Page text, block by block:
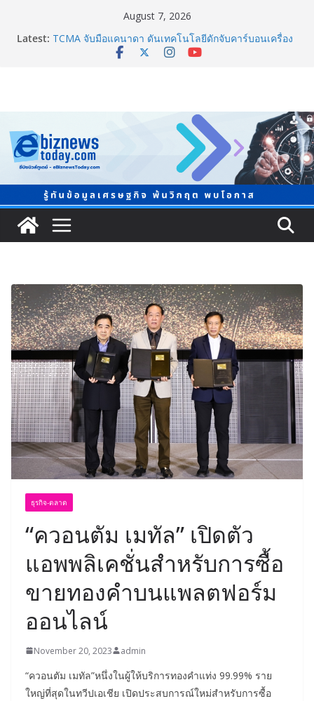
August 7, 2026
Latest: TCMA จับมือแคนาดา ดันเทคโนโลยีดักจับคาร์บอนเครื่อง
แรกในไทย ปูทางอุตสาหกรรมปูนซีเมนต์สู่ Net Zero 2050
ภาครัฐ-เอกชนจับมือสัมมนาใหญ่ ยกระดับอุตสาหกรรมเซ
รามิกไทยสู่สากล พร้อมชวนผู้ประกอบไทยร่วมงาน
“Ceramics Vietnam & Stone Vietnam 2026”
อลิอันซ์ อยุธยา ส่งเสริมคนไทยเตรียมพร้อมรับมือวิกฤต
เปิดพื้นที่ “Level Up the Care by Allianz Ayudhya
นิทรรศการยกระดับ…ความเป็นห่วง” ในงาน Hug
HeartYai
Guangzhou Yinghao School เผยวิสัยทัศน์การศึกษาที่
พร้อมรับอนาคต
ธุรกิจ-ตลาด
“ควอนตัม เมทัล” เปิดตัว
แอพพลิเคชั่นสำหรับการซื้อ
ขายทองคำบนแพลตฟอร์ม
ออนไลน์
November 20, 2023 admin
“ควอนตัม เมทัล”หนึ่งในผู้ให้บริการทองคำแท่ง 99.99% ราย
ใหญ่ที่สุดในทวีปเอเชีย เปิดประสบการณ์ใหม่สำหรับการซื้อ